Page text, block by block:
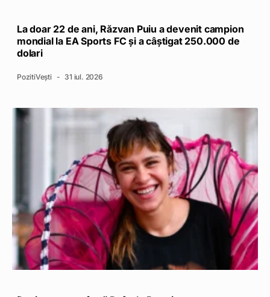
La doar 22 de ani, Răzvan Puiu a devenit campion
mondial la EA Sports FC și a câștigat 250.000 de
dolari
PozitiVești 31 iul. 2026